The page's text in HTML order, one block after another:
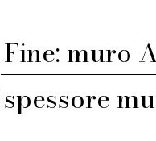
Fine: muro
spessore